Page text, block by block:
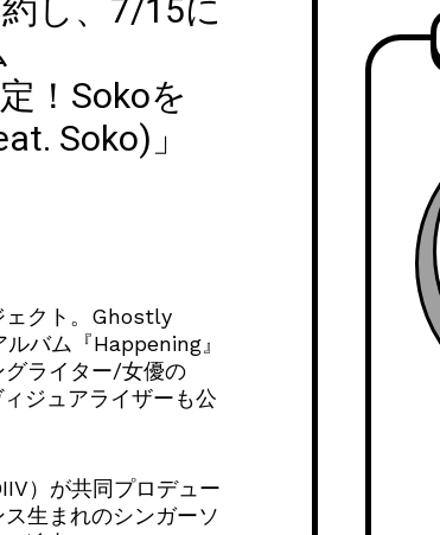
し、7/15に
！Sokoを
Soko)」
ェクト。Ghostly
バム『Happening』
グライター/女優の
ジュアライザーも公
）が共同プロデュー
生まれのシンガーソ